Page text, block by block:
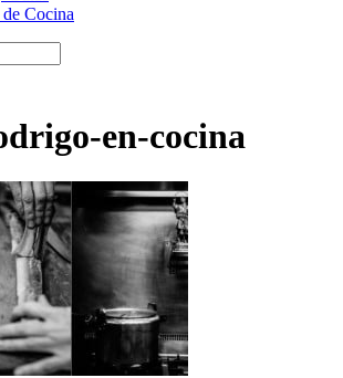
de Cocina
en-cocina